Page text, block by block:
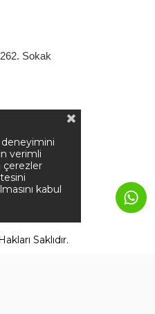
Sokak
Saklıdır.
deneyimini
verimli
çerezler
kabul